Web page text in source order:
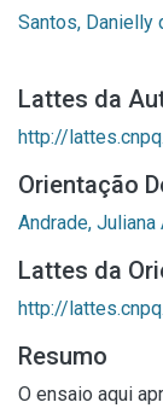
Santos, Danielly
Lattes da
http://
Orientação
Andrade,
Lattes da
http://
Resumo
O ensaio aqui